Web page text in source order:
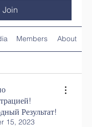
Join
Members About
Результат!
15, 2023